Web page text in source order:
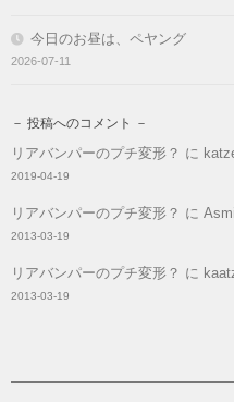
今日のお昼は、ペヤング
2026-07-11
－ 投稿へのコメント －
リアバンパーのプチ変形？ に
2019-04-19
リアバンパーのプチ変形？ に
2013-03-19
リアバンパーのプチ変形？ に
2013-03-19